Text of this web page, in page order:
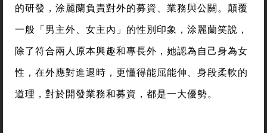
的研發，涂麗蘭負責對外的募資、業務與公關。顛覆
一般「男主外、女主內」的性別印象，涂麗蘭笑說，
除了符合兩人原本興趣和專長外，她認為自己身為女
性，在外應對進退時，更懂得能屈能伸、身段柔軟的
道理，對於開發業務和募資，都是一大優勢。